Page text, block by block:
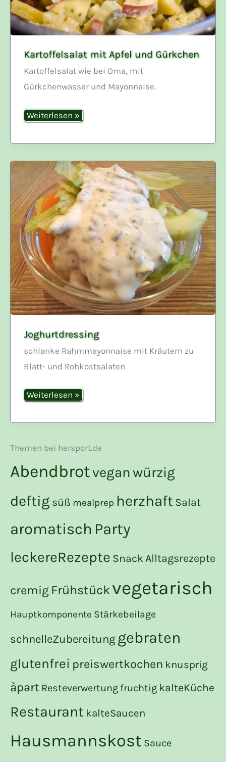
Kartoffelsalat mit Apfel und Gürkchen
Kartoffelsalat wie bei Oma, mit
Gürkchenwasser und Mayonnaise.
Kartoffelsalat
mit
Gürkchen
Weiterlesen »
Joghurtdressing
schlanke Rahmmayonnaise mit Kräutern zu
Blatt- und Rohkostsalaten
Joghurtdressing
Weiterlesen »
Themen bei hersport.de
Abendbrotveganwürzig
deftig süß mealprep herzhaft Salat
aromatisch Party
leckereRezepte Snack Alltagsrezepte
cremig Frühstückvegetarisch
Hauptkomponente Stärkebeilage
schnelleZubereitung gebraten
glutenfrei preiswertkochen knusprig
àpart Resteverwertung fruchtig kalteKüche
Restaurant kalteSaucen
Hausmannskost Sauce